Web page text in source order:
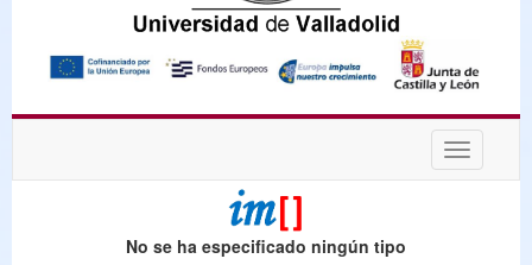
Desplegar
No se ha especificado ningún tipo